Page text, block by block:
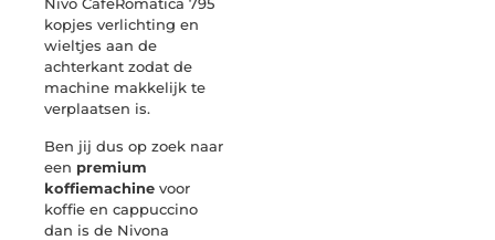
kopjes verlichting en
wieltjes aan de
achterkant zodat de
machine makkelijk te
verplaatsen is.
Ben jij dus op zoek naar
een premium
koffiemachine voor
koffie en cappuccino
dan is de Nivona